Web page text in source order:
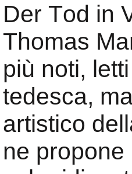
Der Tod in
Thomas
più noti,
tedesca,
artistico
ne propone